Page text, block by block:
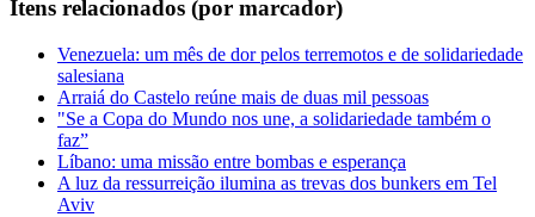
Itens relacionados (por marcador)
Venezuela: um mês de dor pelos terremotos e de solidariedade
salesiana
Arraiá do Castelo reúne mais de duas mil pessoas
"Se a Copa do Mundo nos une, a solidariedade também o
faz”
Líbano: uma missão entre bombas e esperança
A luz da ressurreição ilumina as trevas dos bunkers em Tel
Aviv